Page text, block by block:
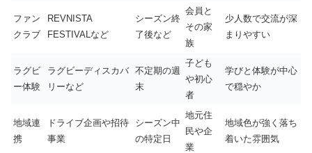
ファン
クラブ
REVNISTA
FESTIVALなど
シーズン終
了後など
会員と
その家
族
少人数で交流が深
まりやすい
ラグビ
ー体験
ラグビーディスカバ
リーなど
不定期の週
末
子ども
や初心
者
学びと体験が中心
で穏やか
地域連
携
ドライブ企画や招待
事業
シーズン中
の特定日
地元住
民や企
業
地域色が強く落ち
着いた雰囲気